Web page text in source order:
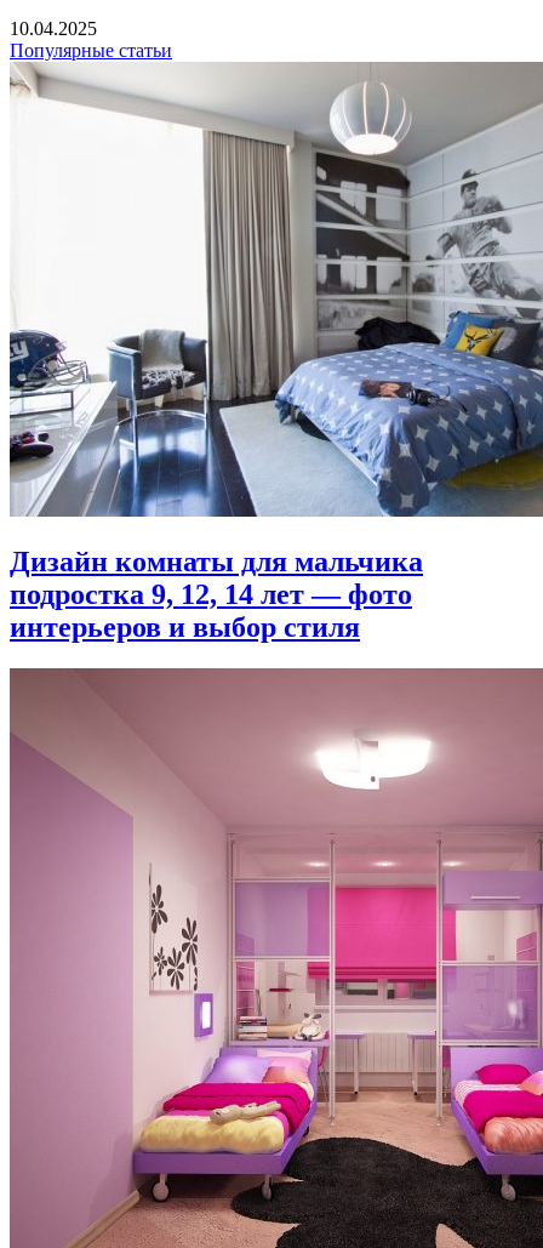
10.04.2025
Популярные статьи
Дизайн комнаты для мальчика
подростка 9, 12, 14 лет — фото
интерьеров и выбор стиля